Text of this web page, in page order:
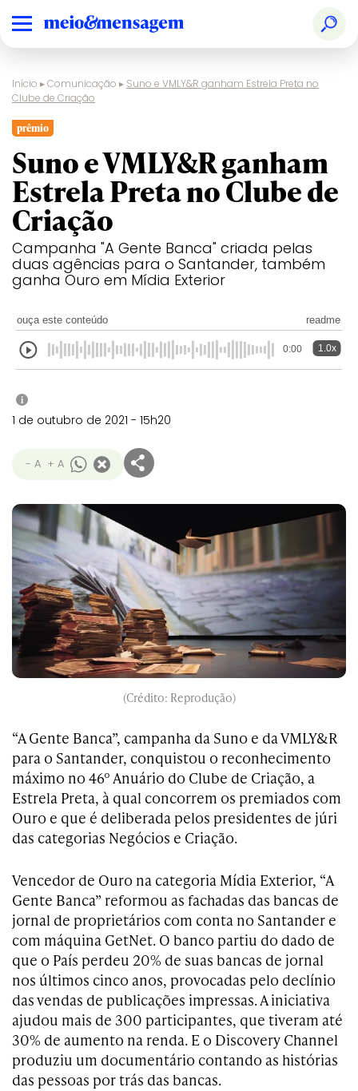
Início ▸Comunicação ▸ Suno e VMLY&R ganham Estrela Preta no
Clube de Criação
prêmio
Suno e VMLY&R ganham
Estrela Preta no Clube de
Criação
Campanha "A Gente Banca" criada pelas
duas agências para o Santander, também
ganha Ouro em Mídia Exterior
ouça este conteúdo readme
0:00 1.0x
i
1 de outubro de 2021 - 15h20
- A + A
(Crédito: Reprodução)
“A Gente Banca”, campanha da Suno e da VMLY&R
para o Santander, conquistou o reconhecimento
máximo no 46º Anuário do Clube de Criação, a
Estrela Preta, à qual concorrem os premiados com
Ouro e que é deliberada pelos presidentes de júri
das categorias Negócios e Criação.
Vencedor de Ouro na categoria Mídia Exterior, “A
Gente Banca” reformou as fachadas das bancas de
jornal de proprietários com conta no Santander e
com máquina GetNet. O banco partiu do dado de
que o País perdeu 20% de suas bancas de jornal
nos últimos cinco anos, provocadas pelo declínio
das vendas de publicações impressas. A iniciativa
ajudou mais de 300 participantes, que tiveram até
30% de aumento na renda. E o Discovery Channel
produziu um documentário contando as histórias
das pessoas por trás das bancas.